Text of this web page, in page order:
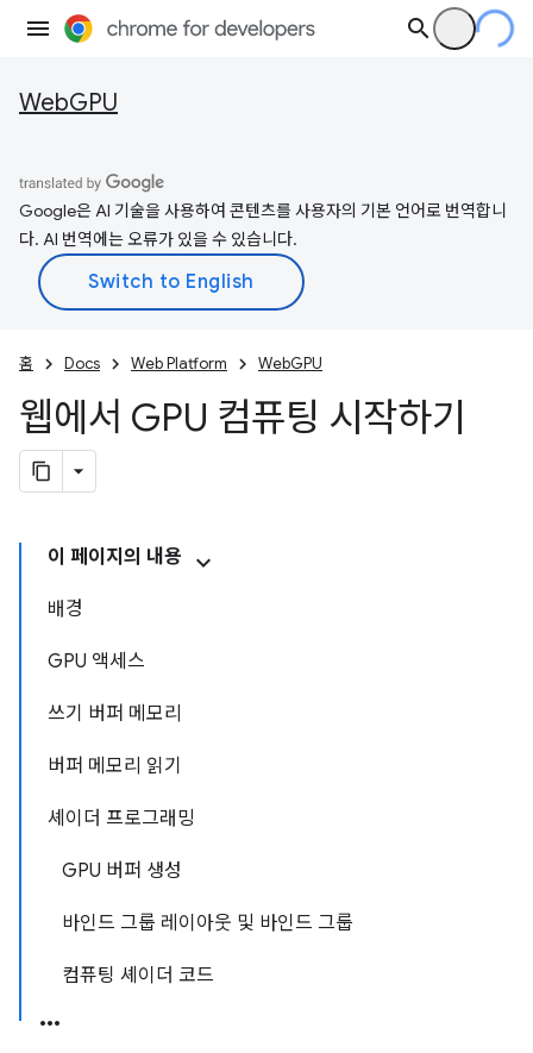
WebGPU
Google은 AI 기술을 사용하여 콘텐츠를 사용자의 기본 언어로 번역합니
다. AI 번역에는 오류가 있을 수 있습니다.
홈 Docs Web Platform WebGPU
웹에서 GPU 컴퓨팅 시작하기
이 페이지의 내용
배경
GPU 액세스
쓰기 버퍼 메모리
버퍼 메모리 읽기
셰이더 프로그래밍
GPU 버퍼 생성
바인드 그룹 레이아웃 및 바인드 그룹
컴퓨팅 셰이더 코드